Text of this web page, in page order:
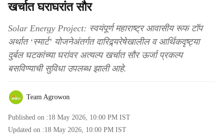
खर्चात घराघरांत सौर
Solar Energy Project: स्वयंपूर्ण महाराष्ट्र आवासीय रूफ टॉप
अर्थात ‘स्मार्ट’ योजनेअंतर्गत दारिद्र्यरेषेखालील व आर्थिकदृष्ट्या
दुर्बल घटकांच्या घरांवर अत्यल्प खर्चात सौर ऊर्जा प्रकल्प
बसविण्याची सुविधा उपलब्ध झाली आहे.
Team Agrowon
Published on :18 May 2026, 10:00 PM IST
Updated on :18 May 2026, 10:00 PM IST